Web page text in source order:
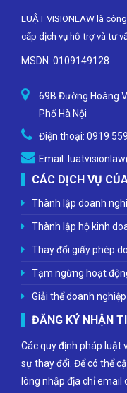
LUẬT VISIONLAW là
cấp dịch vụ hỗ trợ và tư
MSDN: 0109149128
69B Đường Hoàng
Phố Hà Nội
Điện thoại: 0919
Email:
CÁC DỊCH VỤ
Thành lập doanh
Thành lập hộ kinh
Thay đổi giấy phép
Tạm ngừng hoạt
Giải thể doanh nghiệp
ĐĂNG KÝ NHẬN
Các quy định pháp luật
sự thay đổi. Để có thể
lòng nhập địa chỉ email